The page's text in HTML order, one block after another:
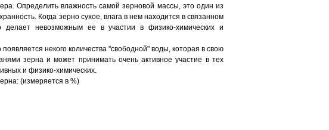
Определить влажность самой зерновой массы, это один из
Когда зерно сухое, влага в нем находится в связанном
делает невозможным ее в участии в физико-химических и
некого количества "свободной" воды, которая в свою
зерна и может принимать очень активное участие в тех
и физико-химических.
(измеряется в %)